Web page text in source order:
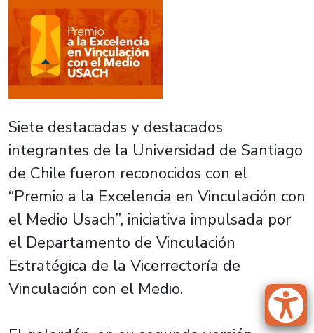
Siete destacadas y destacados
integrantes de la Universidad de Santiago
de Chile fueron reconocidos con el
“Premio a la Excelencia en Vinculación con
el Medio Usach”, iniciativa impulsada por
el Departamento de Vinculación
Estratégica de la Vicerrectoría de
Vinculación con el Medio.